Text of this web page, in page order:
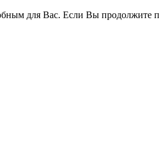
для Вас. Если Вы продолжите